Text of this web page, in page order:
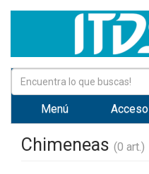
Menú Acceso
Chimeneas (0 art.)